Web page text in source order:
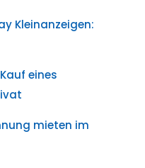
Kleinanzeigen:
eines
mieten im